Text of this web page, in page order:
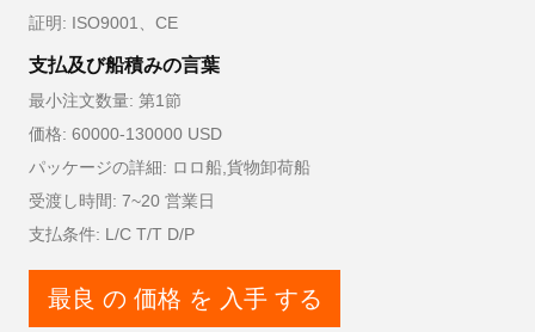
証明: ISO9001、CE
支払及び船積みの言葉
最小注文数量: 第1節
価格: 60000-130000 USD
パッケージの詳細: ロロ船,貨物卸荷船
受渡し時間: 7~20 営業日
支払条件: L/C T/T D/P
最良 の 価格 を 入手 する